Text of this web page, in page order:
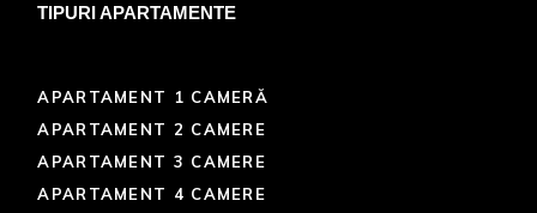
TIPURI APARTAMENTE
APARTAMENT 1 CAMERĂ
APARTAMENT 2 CAMERE
APARTAMENT 3 CAMERE
APARTAMENT 4 CAMERE